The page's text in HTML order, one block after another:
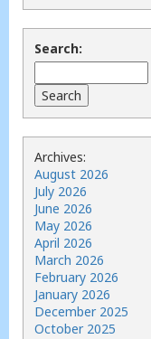
Search:
Archives:
August 2026
July 2026
June 2026
May 2026
April 2026
March 2026
February 2026
January 2026
December 2025
October 2025